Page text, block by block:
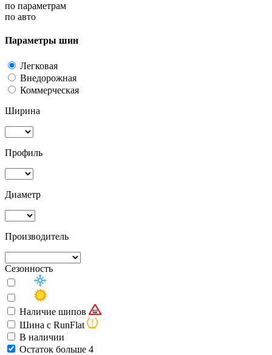
по параметрам
по авто
Параметры шин
Легковая
Внедорожная
Коммерческая
Ширина
Профиль
Диаметр
Производитель
Сезонность
Наличие шипов
Шина с RunFlat
В наличии
Остаток больше 4